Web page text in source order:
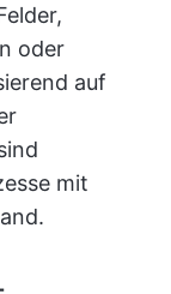
oder
auf
mit